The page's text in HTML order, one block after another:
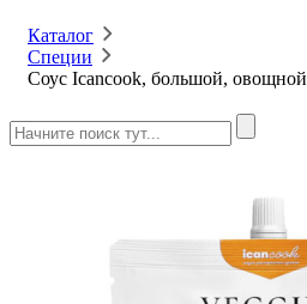
Каталог
Специи
Соус Icancook, большой, овощной